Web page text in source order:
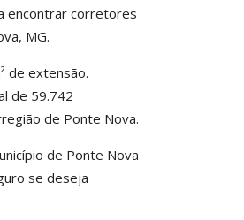
encontrar corretores
MG.
de extensão.
de 59.742
de Ponte Nova.
de Ponte Nova
se deseja